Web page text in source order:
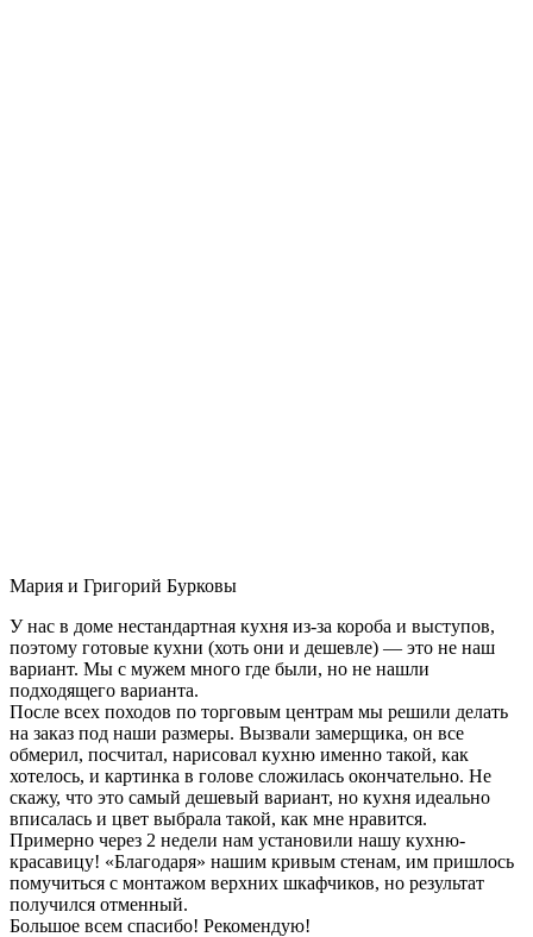
Мария и Григорий Бурковы
У нас в доме нестандартная кухня из-за короба и выступов,
поэтому готовые кухни (хоть они и дешевле) — это не наш
вариант. Мы с мужем много где были, но не нашли
подходящего варианта.
После всех походов по торговым центрам мы решили делать
на заказ под наши размеры. Вызвали замерщика, он все
обмерил, посчитал, нарисовал кухню именно такой, как
хотелось, и картинка в голове сложилась окончательно. Не
скажу, что это самый дешевый вариант, но кухня идеально
вписалась и цвет выбрала такой, как мне нравится.
Примерно через 2 недели нам установили нашу кухню-
красавицу! «Благодаря» нашим кривым стенам, им пришлось
помучиться с монтажом верхних шкафчиков, но результат
получился отменный.
Большое всем спасибо! Рекомендую!